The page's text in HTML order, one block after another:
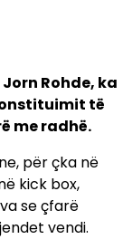
Rohde, ka
të
me radhë.
për çka në
kick box,
se çfarë
vendi.